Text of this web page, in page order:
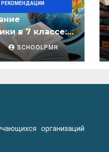
в 7 классе:
пособие
SCHOOLPMR
организаций